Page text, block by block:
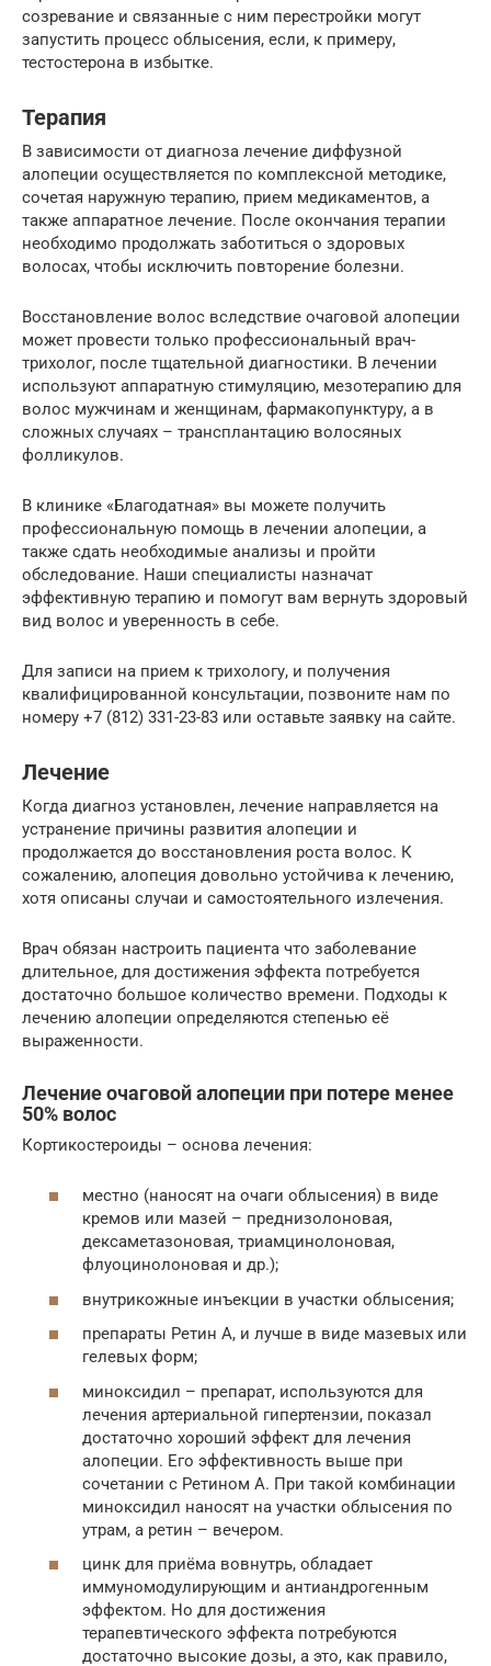
созревание и связанные с ним перестройки могут
запустить процесс облысения, если, к примеру,
тестостерона в избытке.
Терапия
В зависимости от диагноза лечение диффузной
алопеции осуществляется по комплексной методике,
сочетая наружную терапию, прием медикаментов, а
также аппаратное лечение. После окончания терапии
необходимо продолжать заботиться о здоровых
волосах, чтобы исключить повторение болезни.
Восстановление волос вследствие очаговой алопеции
может провести только профессиональный врач-
трихолог, после тщательной диагностики. В лечении
используют аппаратную стимуляцию, мезотерапию для
волос мужчинам и женщинам, фармакопунктуру, а в
сложных случаях – трансплантацию волосяных
фолликулов.
В клинике «Благодатная» вы можете получить
профессиональную помощь в лечении алопеции, а
также сдать необходимые анализы и пройти
обследование. Наши специалисты назначат
эффективную терапию и помогут вам вернуть здоровый
вид волос и уверенность в себе.
Для записи на прием к трихологу, и получения
квалифицированной консультации, позвоните нам по
номеру +7 (812) 331-23-83 или оставьте заявку на сайте.
Лечение
Когда диагноз установлен, лечение направляется на
устранение причины развития алопеции и
продолжается до восстановления роста волос. К
сожалению, алопеция довольно устойчива к лечению,
хотя описаны случаи и самостоятельного излечения.
Врач обязан настроить пациента что заболевание
длительное, для достижения эффекта потребуется
достаточно большое количество времени. Подходы к
лечению алопеции определяются степенью её
выраженности.
Лечение очаговой алопеции при потере менее
50% волос
Кортикостероиды – основа лечения:
местно (наносят на очаги облысения) в виде
кремов или мазей – преднизолоновая,
дексаметазоновая, триамцинолоновая,
флуоцинолоновая и др.);
внутрикожные инъекции в участки облысения;
препараты Ретин А, и лучше в виде мазевых или
гелевых форм;
миноксидил – препарат, используются для
лечения артериальной гипертензии, показал
достаточно хороший эффект для лечения
алопеции. Его эффективность выше при
сочетании с Ретином А. При такой комбинации
миноксидил наносят на участки облысения по
утрам, а ретин – вечером.
цинк для приёма вовнутрь, обладает
иммуномодулирующим и антиандрогенным
эффектом. Но для достижения
терапевтического эффекта потребуются
достаточно высокие дозы, а это, как правило,